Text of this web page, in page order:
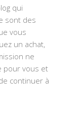
qui
sont des
vous
un achat,
ne
pour vous et
continuer à